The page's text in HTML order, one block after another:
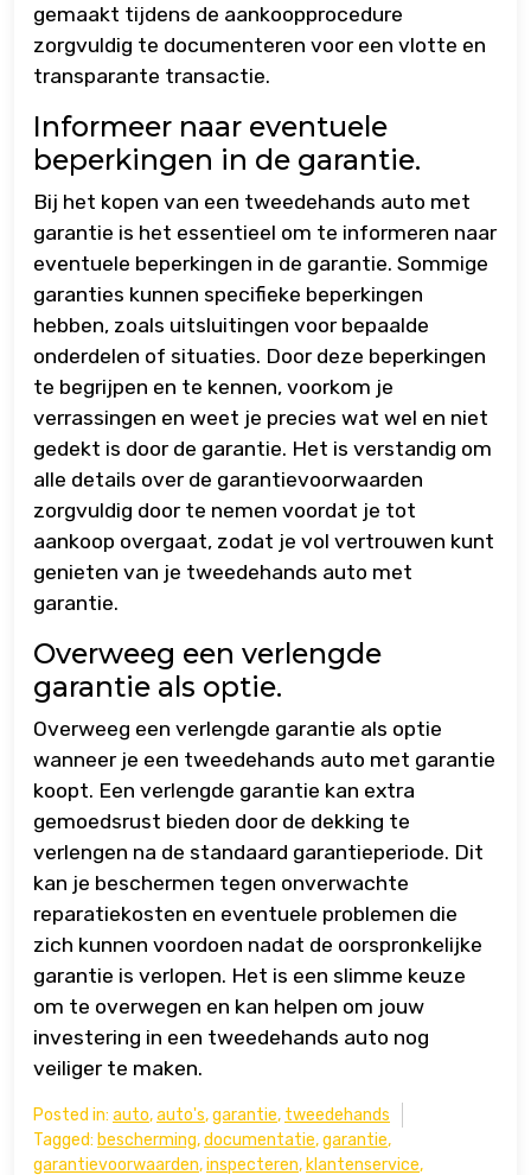
gemaakt tijdens de aankoopprocedure
zorgvuldig te documenteren voor een vlotte en
transparante transactie.
Informeer naar eventuele
beperkingen in de garantie.
Bij het kopen van een tweedehands auto met
garantie is het essentieel om te informeren naar
eventuele beperkingen in de garantie. Sommige
garanties kunnen specifieke beperkingen
hebben, zoals uitsluitingen voor bepaalde
onderdelen of situaties. Door deze beperkingen
te begrijpen en te kennen, voorkom je
verrassingen en weet je precies wat wel en niet
gedekt is door de garantie. Het is verstandig om
alle details over de garantievoorwaarden
zorgvuldig door te nemen voordat je tot
aankoop overgaat, zodat je vol vertrouwen kunt
genieten van je tweedehands auto met
garantie.
Overweeg een verlengde
garantie als optie.
Overweeg een verlengde garantie als optie
wanneer je een tweedehands auto met garantie
koopt. Een verlengde garantie kan extra
gemoedsrust bieden door de dekking te
verlengen na de standaard garantieperiode. Dit
kan je beschermen tegen onverwachte
reparatiekosten en eventuele problemen die
zich kunnen voordoen nadat de oorspronkelijke
garantie is verlopen. Het is een slimme keuze
om te overwegen en kan helpen om jouw
investering in een tweedehands auto nog
veiliger te maken.
Posted in: auto,auto's,garantie, tweedehands
Tagged: bescherming,documentatie,garantie,
garantievoorwaarden,inspecteren, klantenservice,